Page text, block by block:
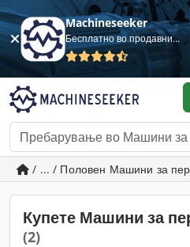
Machineseeker
Бесплатно во продавница
/ ... / Половен Машини за
Купете Машини за
(2)